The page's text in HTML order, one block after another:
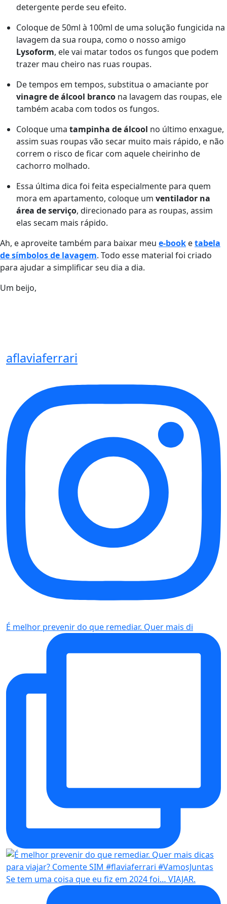
detergente perde seu efeito.
Coloque de 50ml à 100ml de uma solução fungicida na
lavagem da sua roupa, como o nosso amigo
Lysoform, ele vai matar todos os fungos que podem
trazer mau cheiro nas ruas roupas.
De tempos em tempos, substitua o amaciante por
vinagre de álcool branco na lavagem das roupas, ele
também acaba com todos os fungos.
Coloque uma tampinha de álcool no último enxague,
assim suas roupas vão secar muito mais rápido, e não
correm o risco de ficar com aquele cheirinho de
cachorro molhado.
Essa última dica foi feita especialmente para quem
mora em apartamento, coloque um ventilador na
área de serviço, direcionado para as roupas, assim
elas secam mais rápido.
Ah, e aproveite também para baixar meu e-book etabela
de símbolos de lavagem. Todo esse material foi criado
para ajudar a simplificar seu dia a dia.
Um beijo,
aflaviaferrari
É melhor prevenir do que remediar. Quer mais di
Se tem uma coisa que eu fiz em 2024 foi… VIAJAR.